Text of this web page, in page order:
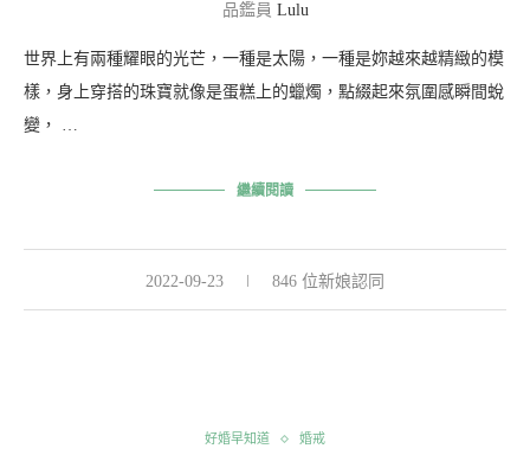
品鑑員 Lulu
世界上有兩種耀眼的光芒，一種是太陽，一種是妳越來越精緻的模
樣，身上穿搭的珠寶就像是蛋糕上的蠟燭，點綴起來氛圍感瞬間蛻
變， …
繼續閱讀
2022-09-23 846 位新娘認同
好婚早知道 婚戒